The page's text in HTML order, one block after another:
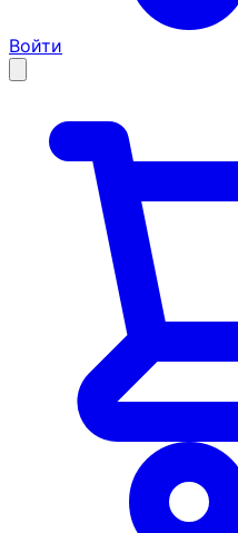
Войти